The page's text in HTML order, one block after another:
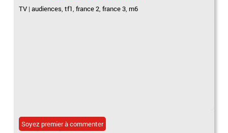
TV |audiences,tf1,france 2,france 3, m6
Soyez premier à commenter